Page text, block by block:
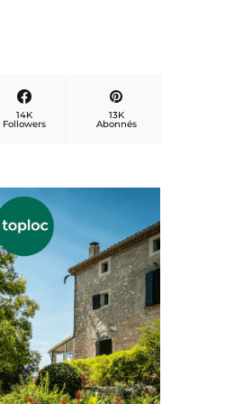
14K
Followers
13K
Abonnés